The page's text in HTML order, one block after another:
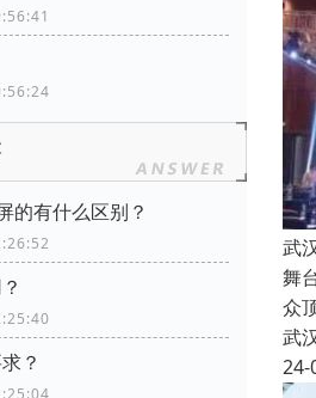
的有什么区别？
？
武
舞
众
武
24-